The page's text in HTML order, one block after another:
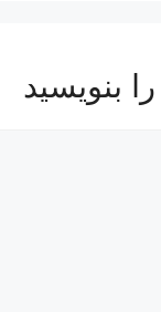
بنویسید